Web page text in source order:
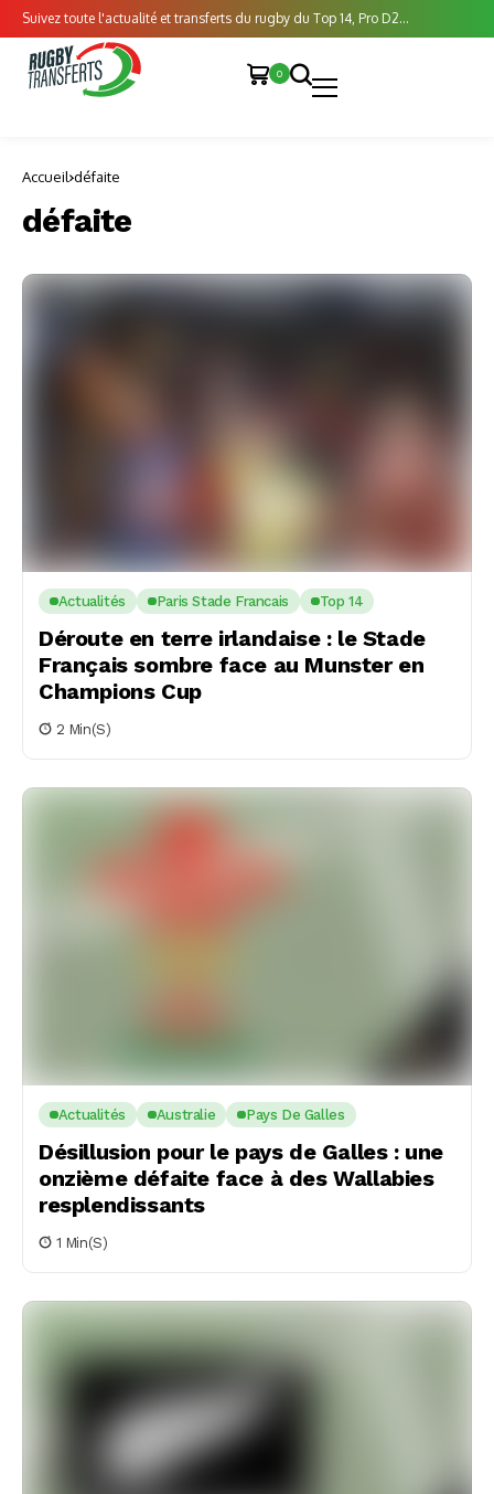
Suivez toute l'actualité et transferts du rugby du Top 14, Pro D2...
0
Accueil défaite
défaite
Actualités Paris Stade Francais Top 14
Déroute en terre irlandaise : le Stade
Français sombre face au Munster en
Champions Cup
2 Min(s)
Actualités Australie Pays De Galles
Désillusion pour le pays de Galles : une
onzième défaite face à des Wallabies
resplendissants
1 Min(s)